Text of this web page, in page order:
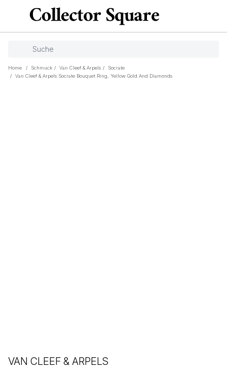
Home / Schmuck / Van Cleef & Arpels /
Socrate
/
Van Cleef & Arpels Socrate Bouquet Ring, Yellow Gold And Diamonds
VAN CLEEF & ARPELS